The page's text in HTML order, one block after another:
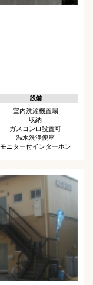
設備
室内洗濯機置場
収納
ガスコンロ設置可
温水洗浄便座
モニター付インターホン